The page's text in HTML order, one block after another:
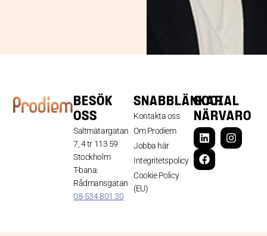
BESÖK
OSS
Saltmätargatan
7, 4 tr 113 59
Stockholm
T-bana:
Rådmansgatan
08-534 801 30
SNABBLÄNKAR
Kontakta oss
Om Prodiem
Jobba här
Integritetspolicy
Cookie Policy
(EU)
SOCIAL
NÄRVARO